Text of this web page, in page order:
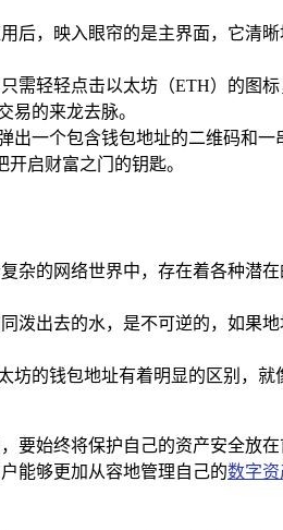
后，映入眼帘的是主界面，它清
需轻轻点击以太坊（ETH）的图
易的来龙去脉。
出一个包含钱包地址的二维码和一
启财富之门的钥匙。
杂的网络世界中，存在着各种潜
泼出去的水，是不可逆的，如果
坊的钱包地址有着明显的区别，
要始终将保护自己的资产安全放
能够更加从容地管理自己的数字资